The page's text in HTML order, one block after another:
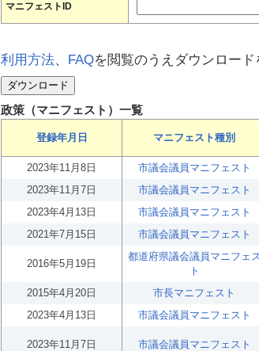
マニフェストID
利用方法、 FAQを閲覧のうえダウンロード
政策（マニフェスト）一覧
登録年月日 マニフェスト種別
2023年11月8日
市議会議員マニフェスト
2023年11月7日
市議会議員マニフェスト
2023年4月13日
市議会議員マニフェスト
2021年7月15日
市議会議員マニフェスト
2016年5月19日
都道府県議会議員マニフェ
ト
2015年4月20日 市長マニフェスト
2023年4月13日
市議会議員マニフェスト
2023年11月7日 市議会議員マニフェスト